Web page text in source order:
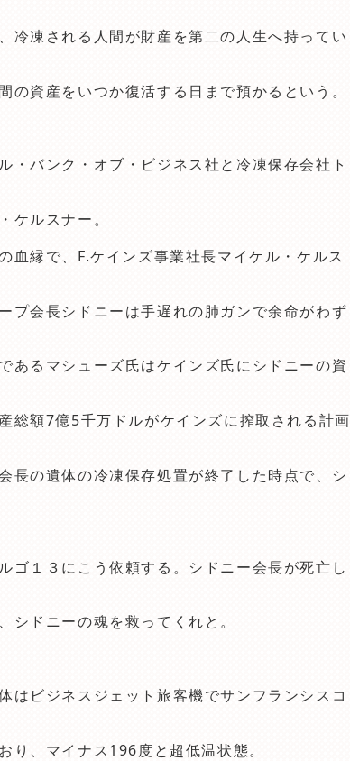
冷凍される人間が財産を第二の人生へ持ってい
資産をいつか復活する日まで預かるという。
・バンク・オブ・ビジネス社と冷凍保存会社ト
ケルスナー。
血縁で、F.ケインズ事業社長マイケル・ケルス
プ会長シドニーは手遅れの肺ガンで余命がわず
あるマシューズ氏はケインズ氏にシドニーの資
総額7億5千万ドルがケインズに搾取される計画
長の遺体の冷凍保存処置が終了した時点で、シ
ゴ１３にこう依頼する。シドニー会長が死亡し
シドニーの魂を救ってくれと。
はビジネスジェット旅客機でサンフランシスコ
り、マイナス196度と超低温状態。